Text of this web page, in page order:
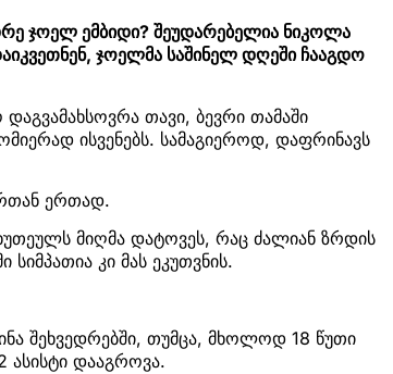
ჯოელ ემბიდი? შეუდარებელია ნიკოლა
ჯოელმა საშინელ დღეში ჩააგდო
თავი, ბევრი თამაში
ისვენებს. სამაგიეროდ, დაფრინავს
ერთად.
მიღმა დატოვეს, რაც ძალიან ზრდის
კი მას ეკუთვნის.
შეხვედრებში, თუმცა, მხოლოდ 18 წუთი
ასისტი დააგროვა.